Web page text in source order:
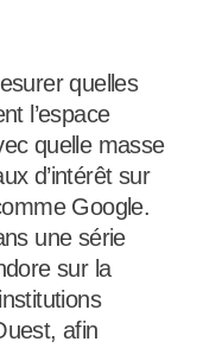
quelles
l’espace
quelle masse
d’intérêt sur
Google.
une série
sur la
afin